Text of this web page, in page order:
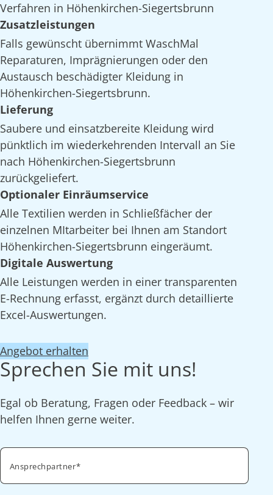
Verfahren in Höhenkirchen-Siegertsbrunn
Zusatzleistungen
Falls gewünscht übernimmt WaschMal
Reparaturen, Imprägnierungen oder den
Austausch beschädigter Kleidung in
Höhenkirchen-Siegertsbrunn.
Lieferung
Saubere und einsatzbereite Kleidung wird
pünktlich im wiederkehrenden Intervall an Sie
nach Höhenkirchen-Siegertsbrunn
zurückgeliefert.
Optionaler Einräumservice
Alle Textilien werden in Schließfächer der
einzelnen MItarbeiter bei Ihnen am Standort
Höhenkirchen-Siegertsbrunn eingeräumt.
Digitale Auswertung
Alle Leistungen werden in einer transparenten
E-Rechnung erfasst, ergänzt durch detaillierte
Excel-Auswertungen.
Angebot erhalten
Sprechen Sie mit uns!
Egal ob Beratung, Fragen oder Feedback – wir
helfen Ihnen gerne weiter.
Ansprechpartner